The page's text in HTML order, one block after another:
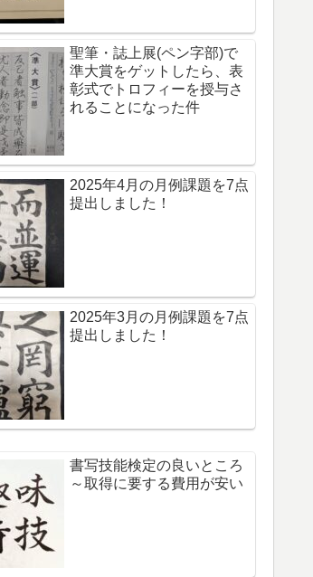
聖筆・誌上展(ペン字部)で
準大賞をゲットしたら、表
彰式でトロフィーを授与さ
れることになった件
2025年4月の月例課題を7点
提出しました！
2025年3月の月例課題を7点
提出しました！
書写技能検定の良いところ
～取得に要する費用が安い